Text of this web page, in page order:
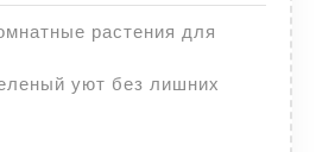
растения для
уют без лишних